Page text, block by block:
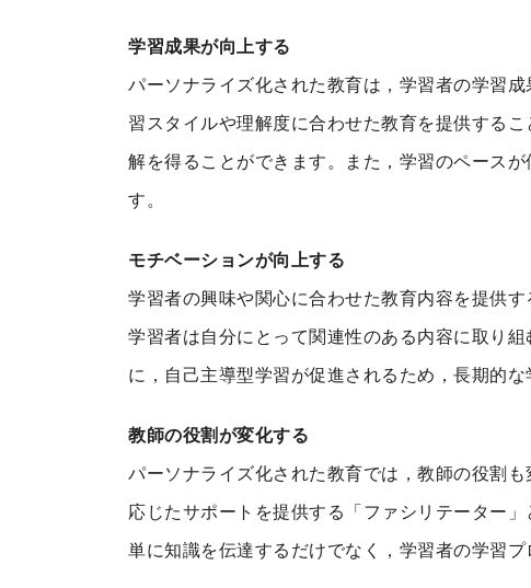
学習成果が向上する
パーソナライズ化された教育は，学習者の学習
習スタイルや理解度に合わせた教育を提供する
解を得ることができます。また，学習のペース
す。
モチベーションが向上する
学習者の興味や関心に合わせた教育内容を提供
学習者は自分にとって関連性のある内容に取り
に，自己主導型学習が促進されるため，長期的な
教師の役割が変化する
パーソナライズ化された教育では，教師の役割
応じたサポートを提供する「ファシリテーター
単に知識を伝達するだけでなく，学習者の学習